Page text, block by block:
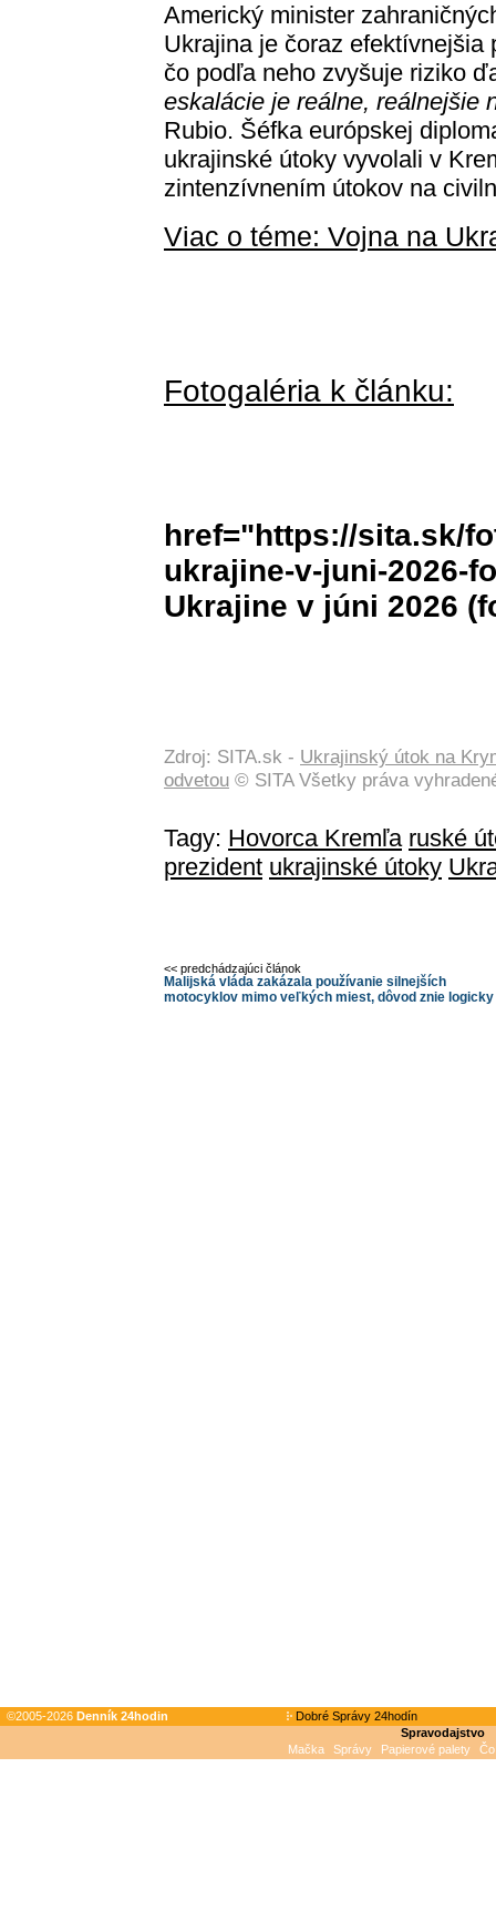
Americký minister
Ukrajina je čoraz efektívnejšia
čo podľa neho zvyšuje riziko
eskalácie je reálne, reálnejšie
Rubio. Šéfka európskej
ukrajinské útoky vyvolali v
zintenzívnením útokov na
Viac o téme: Vojna na
Fotogaléria k článku:
href="https://sita.sk/
ukrajine-v-juni-2026-
Ukrajine v júni 2026
Zdroj: SITA.sk - Ukrajinský útok na
odvetou © SITA Všetky práva
Tagy: Hovorca Kremľa ruské
prezident ukrajinské útoky
<< predchádzajúci článok
Malijská vláda zakázala používanie silnejších
motocyklov mimo veľkých miest, dôvod znie logicky
©2005-2026 Denník 24hodin
Dobré Správy 24hodín
Spravodajstvo
Mačka
Správy Papierové palety